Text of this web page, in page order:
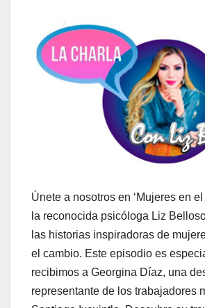
Únete a nosotros en ‘Mujeres en
la reconocida psicóloga Liz
las historias inspiradoras de
el cambio. Este episodio es
recibimos a Georgina Díaz, una
representante de los trabajadores